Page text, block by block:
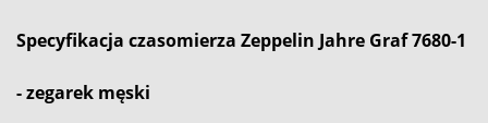
Specyfikacja czasomierza Zeppelin Jahre Graf 7680-1
- zegarek męski